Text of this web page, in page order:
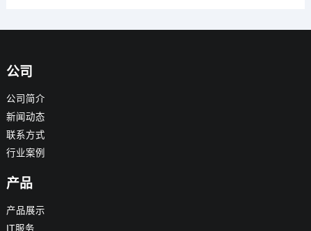
公司
公司简介
新闻动态
联系方式
行业案例
产品
产品展示
IT服务